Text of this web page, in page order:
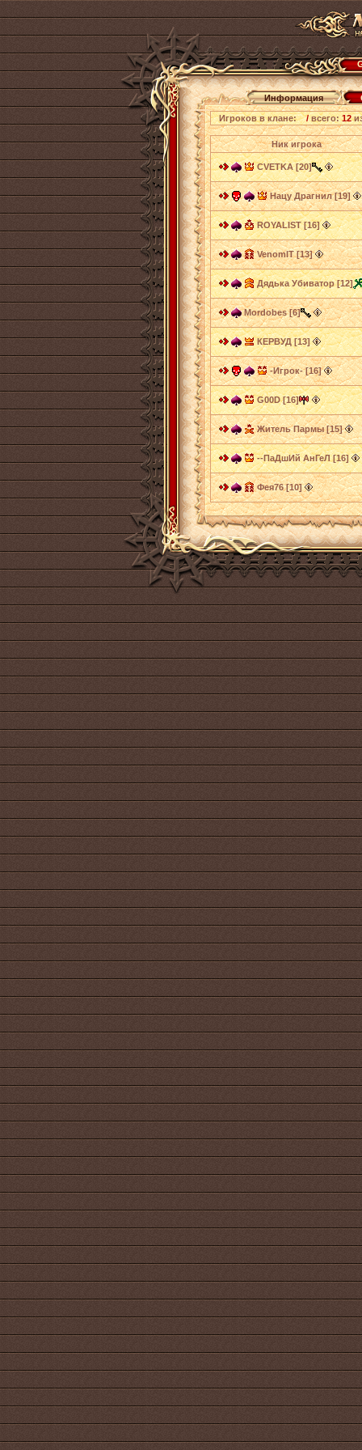
Информация
Игроков в клане: /всего:12
Ник игрока
CVETKA [20]
Нацу Драгнил [19]
ROYALIST [16]
VenomIT [13]
Дядька Убиватор [12]
Mordobes [6]
КЕРВУД [13]
-Игрок- [16]
G00D [16]
Житель Пармы [15]
--ПаДшИй АнГеЛ [16]
Фея76 [10]